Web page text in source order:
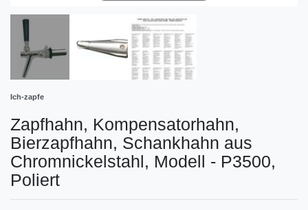
Ich-zapfe
Zapfhahn, Kompensatorhahn,
Bierzapfhahn, Schankhahn aus
Chromnickelstahl, Modell - P3500,
Poliert